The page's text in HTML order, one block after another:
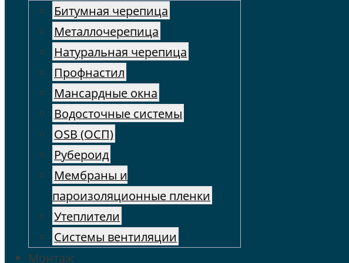
Битумная черепица
Металлочерепица
Натуральная черепица
Профнастил
Мансардные окна
Водосточные системы
OSB (ОСП)
Рубероид
Мембраны и
пароизоляционные пленки
Утеплители
Системы вентиляции
Монтаж